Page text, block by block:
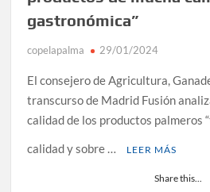
gastronómica”
copelapalma 29/01/2024
El consejero de Agricultura,
transcurso de Madrid Fusión
calidad de los productos palmeros
calidad y sobre …
LEER MÁS
Share this...